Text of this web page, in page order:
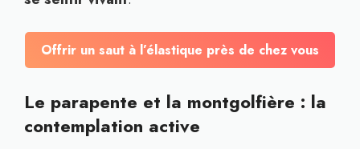
Offrir un saut à l’élastique près de chez vous
Le parapente et la montgolfière : la
contemplation active